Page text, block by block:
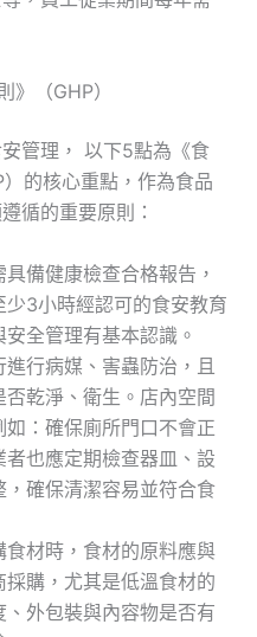
》（GHP）
管理， 以下5點為《食
的核心重點，作為食品
循的重要原則：
備健康檢查合格報告，
3小時經認可的食安教育
全管理有基本認識。
行病媒、害蟲防治，且
乾淨、衛生。店內空間
：確保廁所門口不會正
也應定期檢查器皿、設
確保清潔容易並符合食
材時，食材的原料應與
購，尤其是低溫食材的
外包裝與內容物是否有